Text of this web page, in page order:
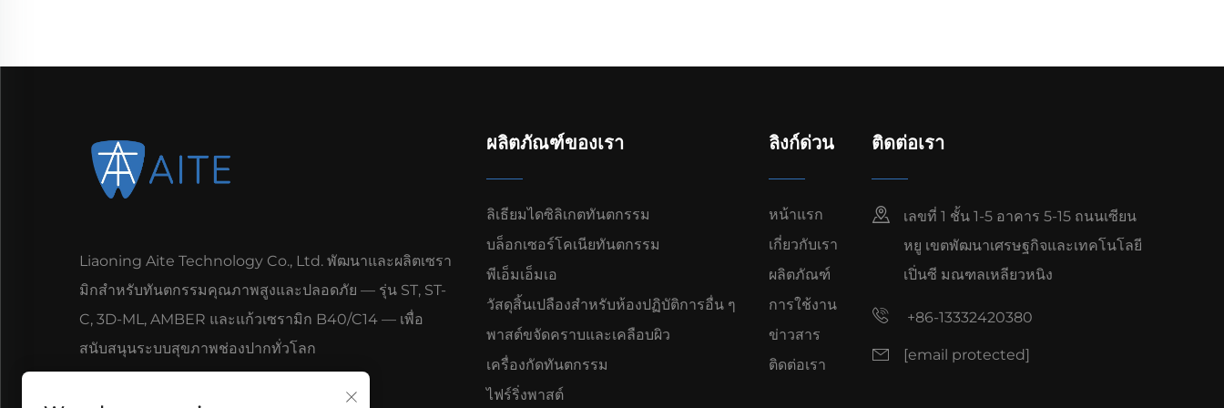
Liaoning Aite Technology Co., Ltd. พัฒนาและผลิตเซรา
มิกสำหรับทันตกรรมคุณภาพสูงและปลอดภัย — รุ่น ST, ST-
C, 3D-ML, AMBER และแก้วเซรามิก B40/C14 — เพื่อ
สนับสนุนระบบสุขภาพช่องปากทั่วโลก
ผลิตภัณฑ์ของเรา
ลิเธียมไดซิลิเกตทันตกรรม
บล็อกเซอร์โคเนียทันตกรรม
พีเอ็มเอ็มเอ
วัสดุสิ้นเปลืองสำหรับห้องปฏิบัติการอื่น ๆ
พาสต์ขจัดคราบและเคลือบผิว
เครื่องกัดทันตกรรม
ไฟร์ริ่งพาสต์
ลิงก์ด่วน
หน้าแรก
เกี่ยวกับเรา
ผลิตภัณฑ์
การใช้งาน
ข่าวสาร
ติดต่อเรา
ติดต่อเรา
เลขที่ 1 ชั้น 1-5 อาคาร 5-15 ถนนเซียน
หยู เขตพัฒนาเศรษฐกิจและเทคโนโลยี
เปิ่นซี มณฑลเหลียวหนิง
+86-13332420380
[email protected]